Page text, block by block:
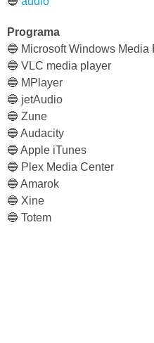
Programa
🔵 Microsoft Windows Media
🔵 VLC media player
🔵 MPlayer
🔵 jetAudio
🔵 Zune
🔵 Audacity
🔵 Apple iTunes
🔵 Plex Media Center
🔵 Amarok
🔵 Xine
🔵 Totem